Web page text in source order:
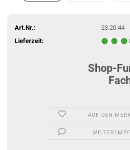
Art.Nr.:
23.20.44
Lieferzeit:
Shop-
AUF DEN